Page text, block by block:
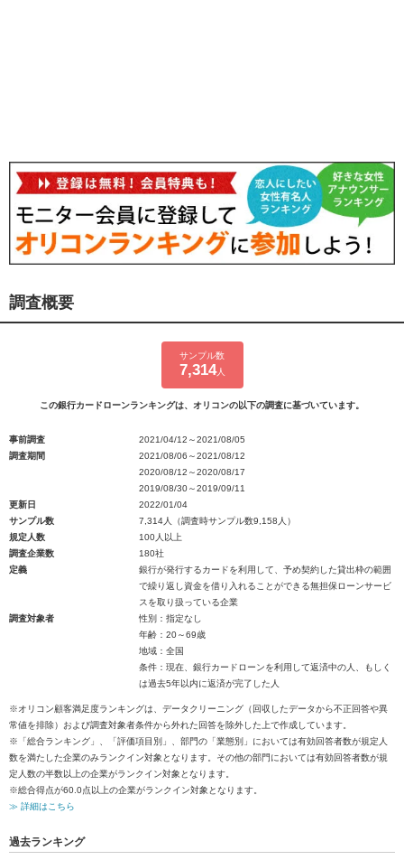
調査概要
サンプル数
7,314人
この銀行カードローンランキングは、オリコンの以下の調査に基づいています。
事前調査
2021/04/12～2021/08/05
調査期間
2021/08/06～2021/08/12
2020/08/12～2020/08/17
2019/08/30～2019/09/11
更新日
2022/01/04
サンプル数
7,314人（調査時サンプル数9,158人）
規定人数
100人以上
調査企業数
180社
定義
銀行が発行するカードを利用して、予め契約した貸出枠の範囲
で繰り返し資金を借り入れることができる無担保ローンサービ
スを取り扱っている企業
調査対象者
性別：指定なし
年齢：20～69歳
地域：全国
条件：現在、銀行カードローンを利用して返済中の人、もしく
は過去5年以内に返済が完了した人
※オリコン顧客満足度ランキングは、データクリーニング（回収したデータから不正回答や異
常値を排除）および調査対象者条件から外れた回答を除外した上で作成しています。
※「総合ランキング」、「評価項目別」、部門の「業態別」においては有効回答者数が規定人
数を満たした企業のみランクイン対象となります。その他の部門においては有効回答者数が規
定人数の半数以上の企業がランクイン対象となります。
※総合得点が60.0点以上の企業がランクイン対象となります。
≫ 詳細はこちら
過去ランキング